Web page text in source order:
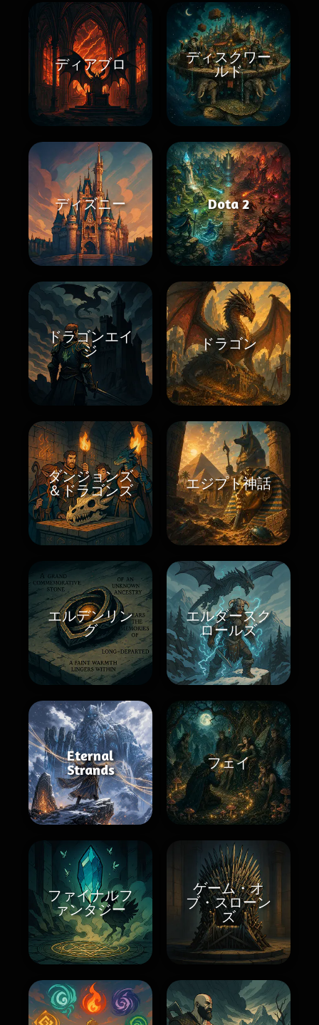
ディアブロ
ディスクワー
ルド
ディズニー Dota 2
ドラゴンエイ
ジ
ドラゴン
ダンジョンズ
＆ドラゴンズ
エジプト神話
エルデンリン
グ
エルダースク
ロールズ
Eternal
Strands
フェイ
ファイナルフ
ァンタジー
ゲーム・オ
ブ・スローン
ズ